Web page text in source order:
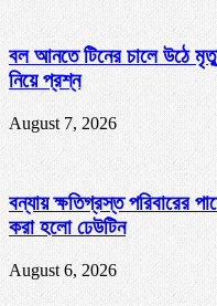
বল আনতে টিনের চালে উঠে
নিয়ে প্রশ্ন
August 7, 2026
বন্যায় ক্ষতিগ্রস্ত পরিবারের
করা হলো ঢেউটিন
August 6, 2026